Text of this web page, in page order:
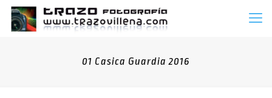
01 Casica Guardia 2016